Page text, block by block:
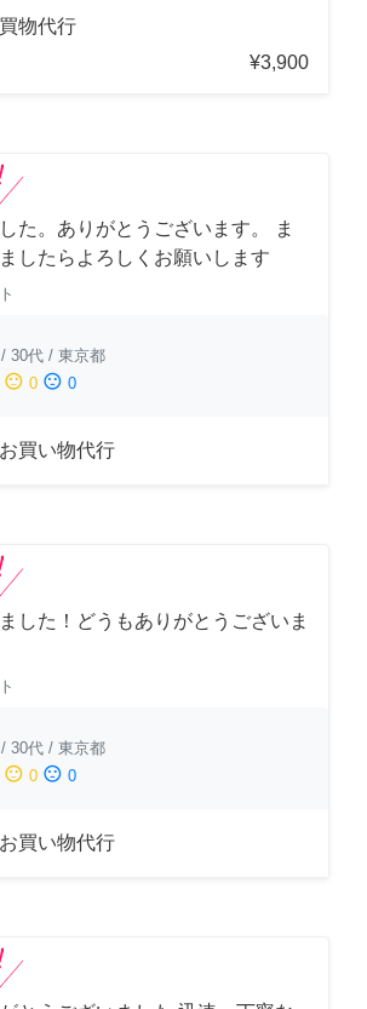
物代行
¥3,900
た。ありがとうございます。 ま
したらよろしくお願いします
/ 30代 / 東京都
sentiment_neutral 0 sentiment_dissatisfied 0
買い物代行
した！どうもありがとうございま
/ 30代 / 東京都
sentiment_neutral 0 sentiment_dissatisfied 0
買い物代行